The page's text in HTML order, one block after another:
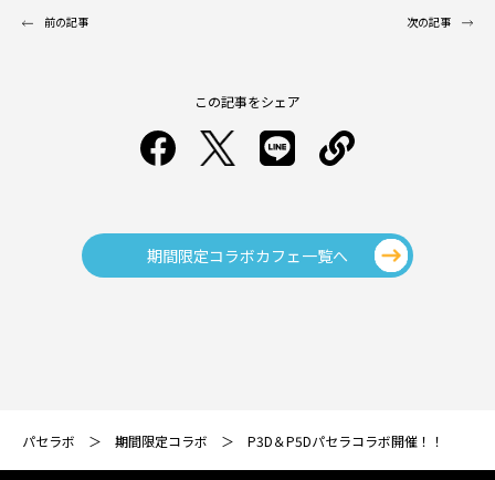
前の記事 次の記事
この記事をシェア
期間限定コラボカフェ一覧へ
パセラボ 期間限定コラボ P3D＆P5Dパセラコラボ開催！！